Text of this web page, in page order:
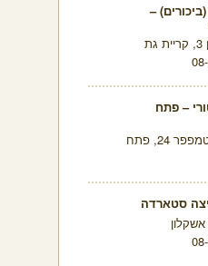
–
– פתח
יהושוע שטמפפר 24, פתח